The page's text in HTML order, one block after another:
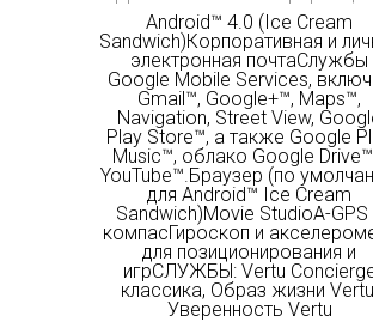
Android™ 4.0 (Ice Cream
Sandwich)Корпоративная и
электронная почтаСлужбы
Google Mobile Services,
Gmail™, Google+™, Maps™,
Navigation, Street View,
Play Store™, а также Google
Music™, облако Google
YouTube™.Браузер (по
для Android™ Ice Cream
Sandwich)Movie StudioA-GPS
компасГироскоп и
для позиционирования и
игрСЛУЖБЫ: Vertu
классика, Образ жизни
Уверенность Vertu